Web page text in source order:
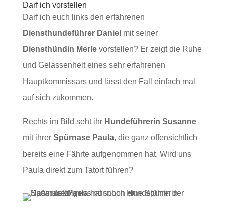
Darf ich vorstellen
Darf ich euch links den erfahrenen
Diensthundeführer Daniel mit seiner
Diensthündin Merlevorstellen? Er zeigt die Ruhe
und Gelassenheit eines sehr erfahrenen
Hauptkommissars und lässt den Fall einfach mal
auf sich zukommen.
Rechts im Bild seht ihr Hundeführerin Susanne
mit ihrer Spürnase Paula, die ganz offensichtlich
bereits eine Fährte aufgenommen hat. Wird uns
Paula direkt zum Tatort führen?